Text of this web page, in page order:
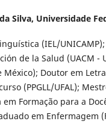
Silva, Universidade
(IEL/
de la Salud (UACM -
Doutor em
(PPGLL/UFAL);
em Formação para a
em Enfermagem